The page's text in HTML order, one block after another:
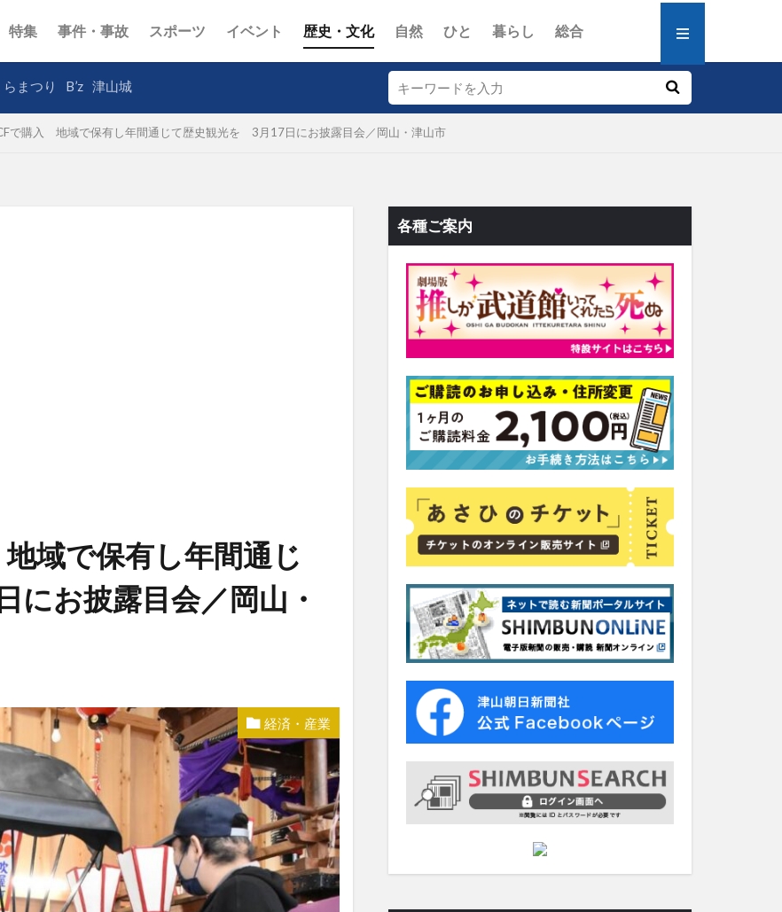
特集 事件・事故 スポーツ イベント 歴史・文化 自然 ひと 暮らし 総合
らまつり B’z 津山城
で購入 地域で保有し年間通じて歴史観光を 3月17日にお披露目会／岡山・津山市
域で保有し年間通じ
お披露目会／岡山・
経済・産業
各種ご案内